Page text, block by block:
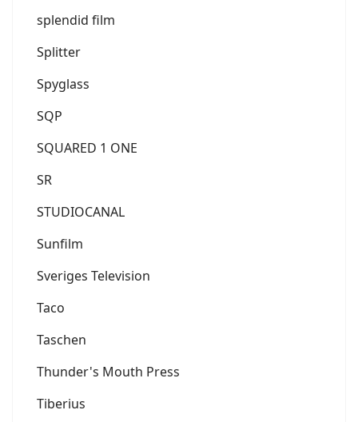
splendid film
Splitter
Spyglass
SQP
SQUARED 1 ONE
SR
STUDIOCANAL
Sunfilm
Sveriges Television
Taco
Taschen
Thunder's Mouth Press
Tiberius